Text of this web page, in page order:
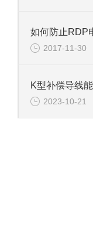
2017-11-30
2023-10-21